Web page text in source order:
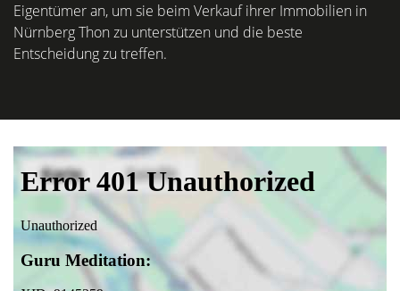
Eigentümer an, um sie beim Verkauf ihrer Immobilien in
Nürnberg Thon zu unterstützen und die beste
Entscheidung zu treffen.